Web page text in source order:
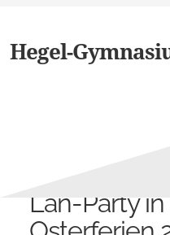
Hegel-
Lan-Party